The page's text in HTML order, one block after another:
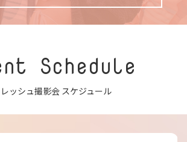
Schedule
ッシュ撮影会 スケジュール